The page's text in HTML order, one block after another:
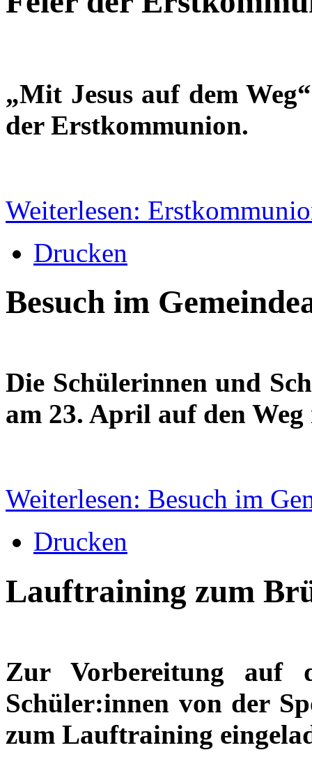
„Mit Jesus auf dem
der Erstkommunion.
Weiterlesen:
Drucken
Besuch im
Die Schülerinnen und
am 23. April auf den Weg
Weiterlesen: Besuch im
Drucken
Lauftraining zum
Zur Vorbereitung auf
Schüler:innen von der
zum Lauftraining